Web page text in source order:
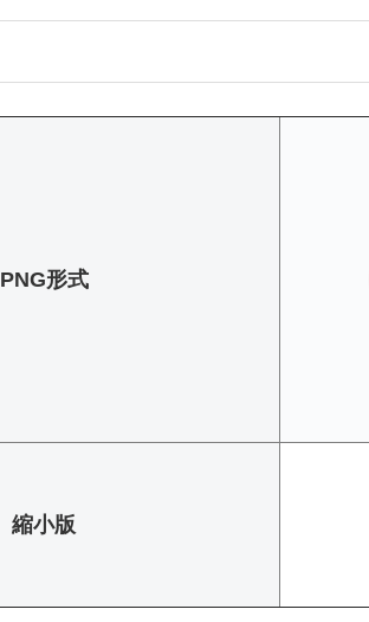
PNG形式
縮小版